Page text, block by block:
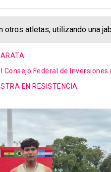
atletas, utilizando una
Federal de Inversiones
EN RESISTENCIA